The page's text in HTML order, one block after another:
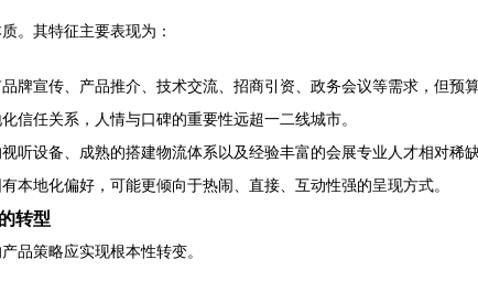
。其特征主要表现为：
牌宣传、产品推介、技术交流、招商引资、政务会议等需求，但预
信任关系，人情与口碑的重要性远超一二线城市。
听设备、成熟的搭建物流体系以及经验丰富的会展专业人才相对稀缺
本地化偏好，可能更倾向于热闹、直接、互动性强的呈现方式。
转型
品策略应实现根本性转变。